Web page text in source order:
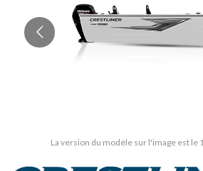
La version du modèle sur l'image est le